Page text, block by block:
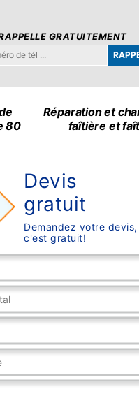
GRATUITEMENT
80
Réparation et
faîtière et
Devis
gratuit
Demandez votre devis,
c'est gratuit!